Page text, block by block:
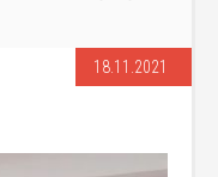
18.11.2021